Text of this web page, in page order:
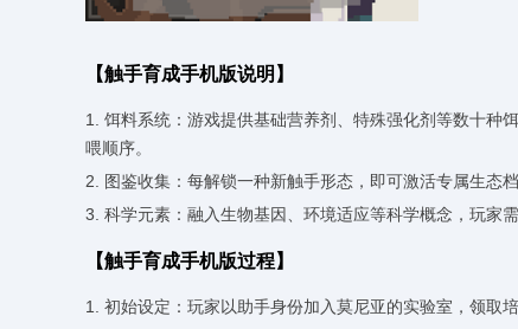
【触手育成手机版说明】
1. 饵料系统：游戏提供基础营养剂、特殊强化剂等数十种
喂顺序。
2. 图鉴收集：每解锁一种新触手形态，即可激活专属生态
3. 科学元素：融入生物基因、环境适应等科学概念，玩家
【触手育成手机版过程】
1. 初始设定：玩家以助手身份加入莫尼亚的实验室，领取